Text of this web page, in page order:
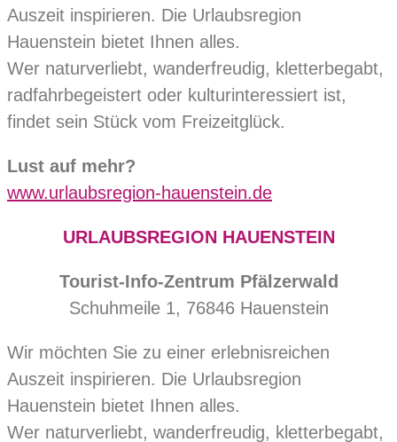
Auszeit inspirieren. Die Urlaubsregion
Hauenstein bietet Ihnen alles.
Wer naturverliebt, wanderfreudig, kletterbegabt,
radfahrbegeistert oder kulturinteressiert ist,
findet sein Stück vom Freizeitglück.
Lust auf mehr?
www.urlaubsregion-hauenstein.de
URLAUBSREGION HAUENSTEIN
Tourist-Info-Zentrum Pfälzerwald
Schuhmeile 1, 76846 Hauenstein
Wir möchten Sie zu einer erlebnisreichen
Auszeit inspirieren. Die Urlaubsregion
Hauenstein bietet Ihnen alles.
Wer naturverliebt, wanderfreudig, kletterbegabt,